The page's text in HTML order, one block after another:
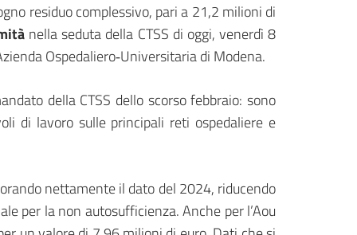
residuo complessivo, pari a 21,2 milioni di
nella seduta della CTSS di oggi, venerdì 8
Ospedaliero‑Universitaria di Modena.
della CTSS dello scorso febbraio: sono
di lavoro sulle principali reti ospedaliere e
nettamente il dato del 2024, riducendo
per la non autosufficienza. Anche per l’Aou